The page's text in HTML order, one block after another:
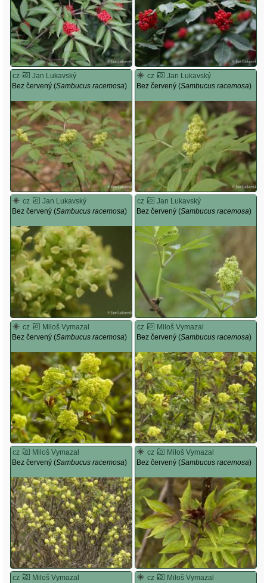
cz
Jan Lukavský
Bez červený (Sambucus racemosa)
cz
Jan Lukavský
Bez červený (Sambucus racemosa)
cz
Jan Lukavský
Bez červený (Sambucus racemosa)
cz
Jan Lukavský
Bez červený (Sambucus racemosa)
cz
Miloš Vymazal
Bez červený (Sambucus racemosa)
cz
Miloš Vymazal
Bez červený (Sambucus racemosa)
cz
Miloš Vymazal
Bez červený (Sambucus racemosa)
cz
Miloš Vymazal
Bez červený (Sambucus racemosa)
cz
Miloš Vymazal
cz
Miloš Vymazal